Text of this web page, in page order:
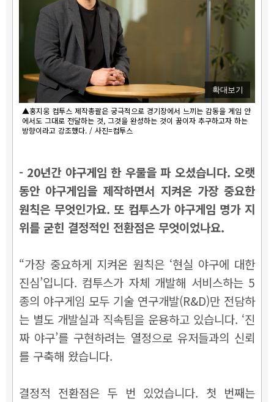
확대보기
▲홍지웅 컴투스 제작총괄은 궁극적으로 경기장에서 느끼는 감동을 게임 안
에서도 그대로 전달하는 것, 그것을 완성하는 것이 꿈이자 추구하고자 하는
방향이라고 강조했다. / 사진=컴투스
- 20년간 야구게임 한 우물을 파 오셨습니다. 오랫
동안 야구게임을 제작하면서 지켜온 가장 중요한
원칙은 무엇인가요. 또 컴투스가 야구게임 명가 지
위를 굳힌 결정적인 전환점은 무엇이었나요.
“가장 중요하게 지켜온 원칙은 ‘현실 야구에 대한
진심’입니다. 컴투스가 자체 개발해 서비스하는 5
종의 야구게임 모두 기술 연구개발(R&D)만 전담하
는 별도 개발실과 직속팀을 운용하고 있습니다. ‘진
짜 야구’를 구현하려는 열정으로 유저들과의 신뢰
를 구축해 왔습니다.
결정적 전환점은 두 번 있었습니다. 첫 번째는